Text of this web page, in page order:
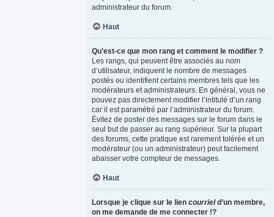
administrateur du forum.
Haut
Qu’est-ce que mon rang et comment le modifier ?
Les rangs, qui peuvent être associés au nom
d’utilisateur, indiquent le nombre de messages
postés ou identifient certains membres tels que les
modérateurs et administrateurs. En général, vous ne
pouvez pas directement modifier l’intitulé d’un rang
car il est paramétré par l’administrateur du forum.
Évitez de poster des messages sur le forum dans le
seul but de passer au rang supérieur. Sur la plupart
des forums, cette pratique est rarement tolérée et un
modérateur (ou un administrateur) peut facilement
abaisser votre compteur de messages.
Haut
Lorsque je clique sur le lien courrield’un membre,
on me demande de me connecter !?